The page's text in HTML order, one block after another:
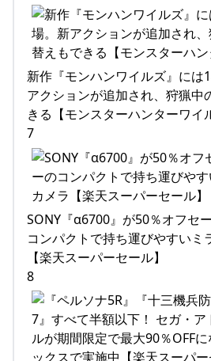
新作『モンハンワイルズ』には
アクションが追加され、狩猟中
きる【モンスターハンターワイ
7
SONY『α6700』が50％オフセ
コンパクトで持ち運びやすいミ
【楽天スーパーセール】
8